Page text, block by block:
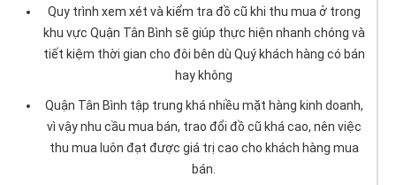
Quy trình xem xét và kiểm tra đồ cũ khi thu mua ở trong
khu vực Quận Tân Bình sẽ giúp thực hiện nhanh chóng và
tiết kiệm thời gian cho đôi bên dù Quý khách hàng có bán
hay không
Quận Tân Bình tập trung khá nhiều mặt hàng kinh doanh,
vì vậy nhu cầu mua bán, trao đổi đồ cũ khá cao, nên việc
thu mua luôn đạt được giá trị cao cho khách hàng mua
bán.